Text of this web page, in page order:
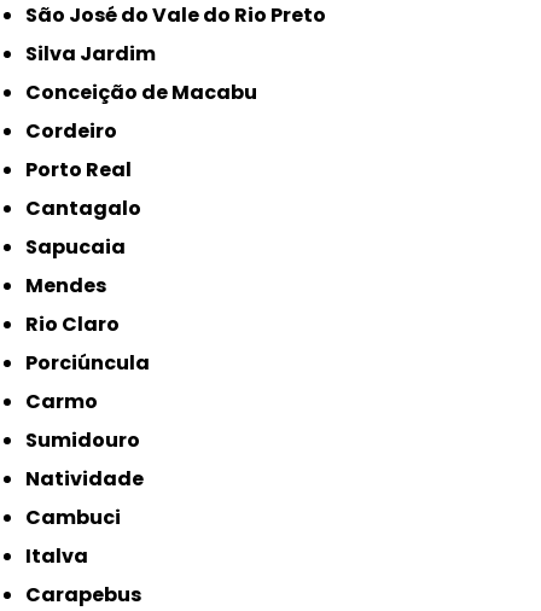
São José do Vale do Rio Preto
Silva Jardim
Conceição de Macabu
Cordeiro
Porto Real
Cantagalo
Sapucaia
Mendes
Rio Claro
Porciúncula
Carmo
Sumidouro
Natividade
Cambuci
Italva
Carapebus